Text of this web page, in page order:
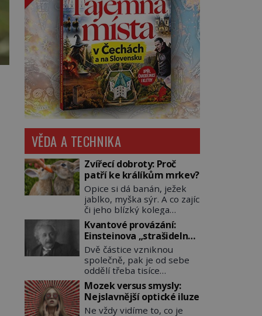
VĚDA A TECHNIKA
Zvířecí dobroty: Proč
patří ke králíkům mrkev?
Opice si dá banán, ježek
jablko, myška sýr. A co zajíc
či jeho blízký kolega
králík? Ti si samozřejmě
pochutnají na mrkvi! Proč
jsou podobné představy o
potravě zvířat často spíš
mýty? Pokud máte doma
králíka, mrkev mu dát
můžete. A nejspíš mu i
bude chutnat, ovšem měl
by ji mít jen jako občasný
Kvantové provázání:
Einsteinova „strašidelná
akce na dálku“ dál mate i
fascinuje vědce
Dvě částice vzniknou
společně, pak je od sebe
oddělí třeba tisíce
kilometrů. Přesto se při
měření chovají, jako by
mezi nimi existovalo
neviditelné pouto. Albert
Mozek versus smysly:
Nejslavnější optické iluze
Ne vždy vidíme to, co je